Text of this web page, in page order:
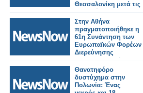
Θεσσαλονίκη μετά τις
θεομηνίες Daniel και
Elias – Διακοπή
κυκλοφορίας μεταξύ
Λιανοκλαδίου και
Λάρισας για την
ολοκλήρωση των
εργασιών.
Στην Αθήνα
πραγματοποιήθηκε η
61η Συνάντηση των
Ευρωπαϊκών Φορέων
Διερεύνησης
Σιδηροδρομικών
Ατυχημάτων»
Θανατηφόρο
δυστύχημα στην
Πολωνία: Ένας